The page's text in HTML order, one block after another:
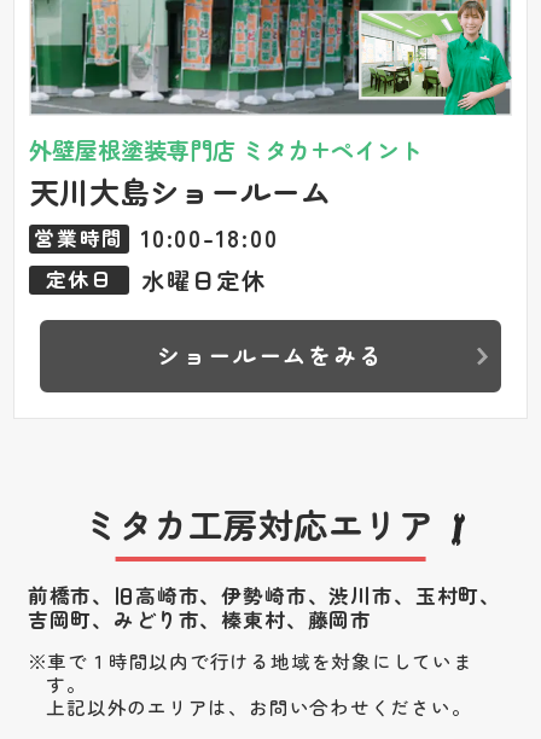
外壁屋根塗装専門店 ミタカ+ペイント
天川大島ショールーム
営業時間 10:00-18:00
定休日 水曜日定休
ショールームをみる
ミタカ工房対応エリア
前橋市、旧高崎市、伊勢崎市、渋川市、 玉村町、
吉岡町、みどり市、榛東村、藤岡市
車で１時間以内で行ける地域を対象にしていま
す。
上記以外のエリアは、お問い合わせください。